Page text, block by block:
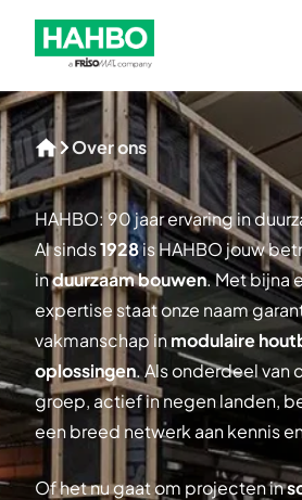
HAHBO_GROEN_frisomat-01
Home
Over ons
HAHBO: 90 jaar ervaring in
Al sinds1928is HAHBO jouw
induurzaam bouwen. Met bijna
expertise staat onze naam
vakmanschap inmodulaire
oplossingen. Als onderdeel van
groep, actief in negen landen,
een breed netwerk aan kennis
Of het nu gaat om projecten in